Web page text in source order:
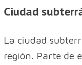
Ciudad
La ciudad
región. Parte de